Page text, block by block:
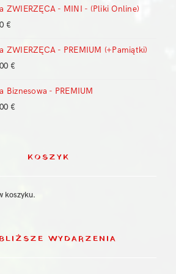
399,00 €
ZWIERZĘCA - MINI - (Pliki Online)
€
ZWIERZĘCA - PREMIUM (+Pamiątki)
€
Biznesowa - PREMIUM
€
KOSZYK
koszyku.
WYDARZENIA